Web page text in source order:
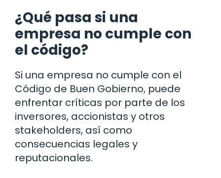
¿Qué pasa si una
empresa no cumple con
el código?
Si una empresa no cumple con el
Código de Buen Gobierno, puede
enfrentar críticas por parte de los
inversores, accionistas y otros
stakeholders, así como
consecuencias legales y
reputacionales.